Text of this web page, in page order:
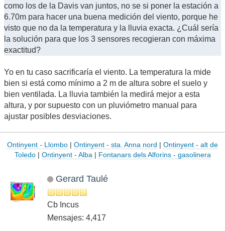
como los de la Davis van juntos, no se si poner la estación a
6.70m para hacer una buena medición del viento, porque he
visto que no da la temperatura y la lluvia exacta. ¿Cuál sería
la solución para que los 3 sensores recogieran con máxima
exactitud?
Yo en tu caso sacrificaría el viento. La temperatura la mide
bien si está como mínimo a 2 m de altura sobre el suelo y
bien ventilada. La lluvia también la medirá mejor a esta
altura, y por supuesto con un pluviómetro manual para
ajustar posibles desviaciones.
Ontinyent - Llombo | Ontinyent - sta. Anna nord | Ontinyent - alt de
Toledo| Ontinyent - Alba| Fontanars dels Alforins - gasolinera
Gerard Taulé
Cb Incus
Mensajes: 4,417